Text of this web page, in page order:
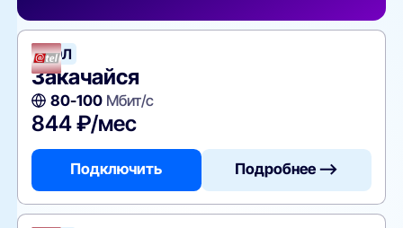
АТЭЛ
Закачайся
80-100Мбит/с
844 ₽/мес
Подключить Подробнее —>